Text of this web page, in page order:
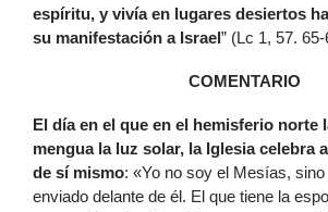
espíritu, y vivía en lugares desiertos
su manifestación a Israel” (Lc 1, 57.
COMENTARIO
El día en el que en el hemisferio norte
mengua la luz solar, la Iglesia celebra
de sí mismo: «Yo no soy el Mesías,
enviado delante de él. El que tiene la